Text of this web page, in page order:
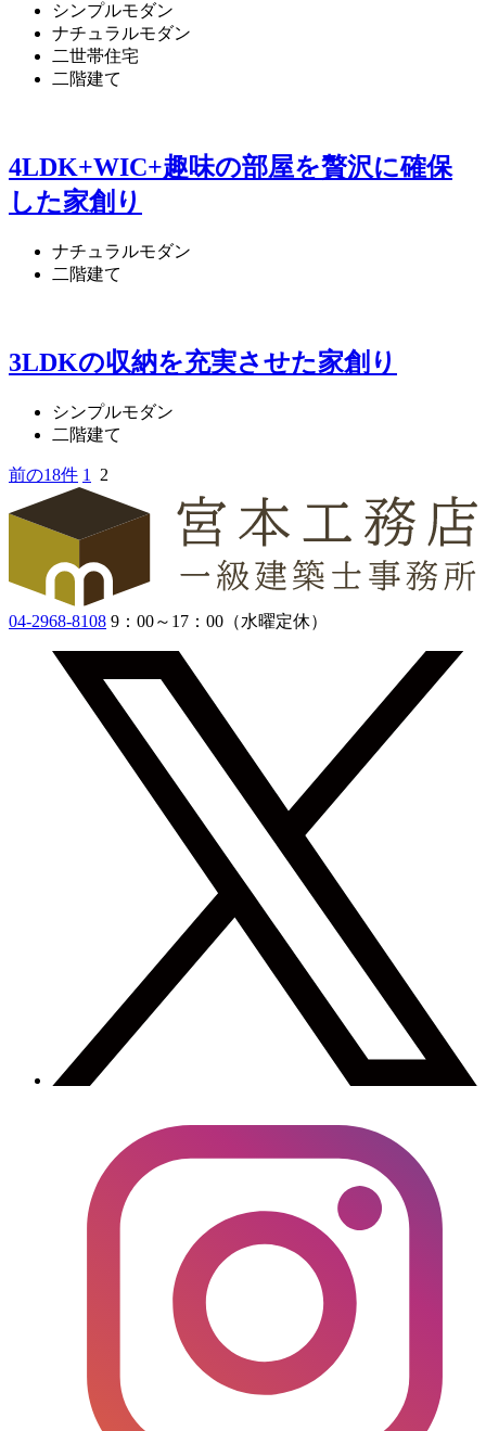
シンプルモダン
ナチュラルモダン
二世帯住宅
二階建て
4LDK+WIC+趣味の部屋を贅沢に確保
した家創り
ナチュラルモダン
二階建て
3LDKの収納を充実させた家創り
シンプルモダン
二階建て
前の18件 1 2
04-2968-8108 9：00～17：00（水曜定休）